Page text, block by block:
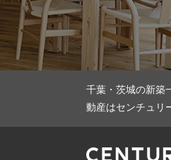
千葉・茨城の新築
動産はセンチュリ